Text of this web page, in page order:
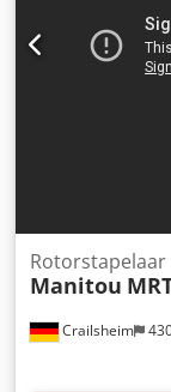
Diesel
Bouwhoogte:
gewicht: 17.020
Crailsheim
Rotorstapelaar
Manitou